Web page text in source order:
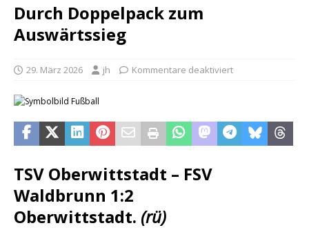
Durch Doppelpack zum
Auswärtssieg
29. März 2026 jh Kommentare deaktiviert
TSV Oberwittstadt – FSV
Waldbrunn 1:2
Oberwittstadt. (rü)